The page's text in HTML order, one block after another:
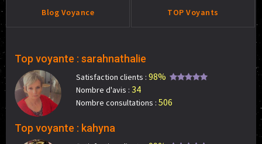
Blog Voyance TOP Voyants
Top voyante : sarahnathalie
Satisfaction clients : 98%
Nombre d'avis : 34
Nombre consultations : 506
Top voyante : kahyna